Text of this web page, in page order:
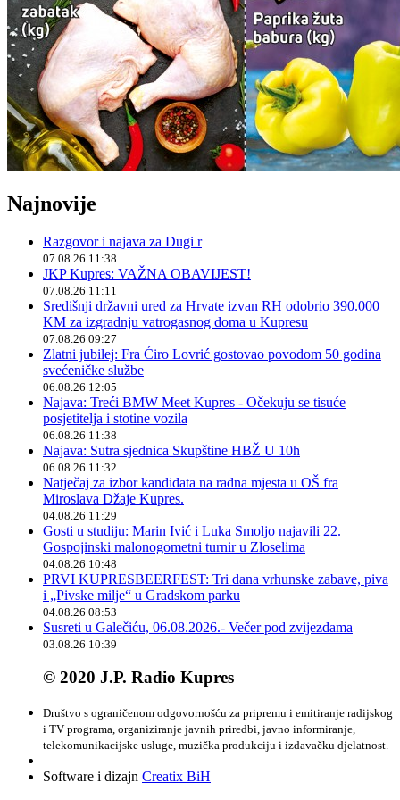
Najnovije
Razgovor i najava za Dugi r
07.08.26 11:38
JKP Kupres: VAŽNA OBAVIJEST!
07.08.26 11:11
Središnji državni ured za Hrvate izvan RH odobrio 390.000
KM za izgradnju vatrogasnog doma u Kupresu
07.08.26 09:27
Zlatni jubilej: Fra Ćiro Lovrić gostovao povodom 50 godina
svećeničke službe
06.08.26 12:05
Najava: Treći BMW Meet Kupres - Očekuju se tisuće
posjetitelja i stotine vozila
06.08.26 11:38
Najava: Sutra sjednica Skupštine HBŽ U 10h
06.08.26 11:32
Natječaj za izbor kandidata na radna mjesta u OŠ fra
Miroslava Džaje Kupres.
04.08.26 11:29
Gosti u studiju: Marin Ivić i Luka Smoljo najavili 22.
Gospojinski malonogometni turnir u Zloselima
04.08.26 10:48
PRVI KUPRESBEERFEST: Tri dana vrhunske zabave, piva
i „Pivske milje“ u Gradskom parku
04.08.26 08:53
Susreti u Galečiću, 06.08.2026.- Večer pod zvijezdama
03.08.26 10:39
© 2020 J.P. Radio Kupres
Društvo s ograničenom odgovornošću za pripremu i emitiranje radijskog
i TV programa, organiziranje javnih priredbi, javno informiranje,
telekomunikacijske usluge, muzička produkciju i izdavačku djelatnost.
Software i dizajn Creatix BiH